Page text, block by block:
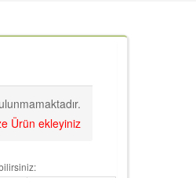
Ürün ekleyiniz